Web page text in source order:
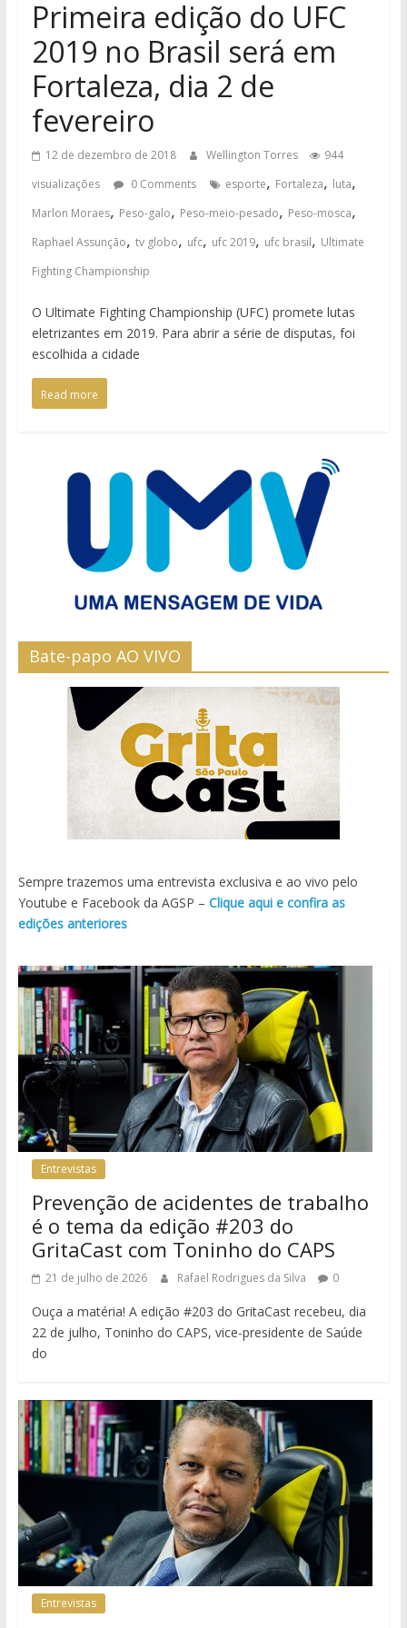
Primeira edição do UFC
2019 no Brasil será em
Fortaleza, dia 2 de
fevereiro
12 de dezembro de 2018 Wellington Torres
944
visualizações
0 Comments esporte, Fortaleza, luta,
Marlon Moraes, Peso-galo, Peso-meio-pesado, Peso-mosca,
Raphael Assunção, tv globo, ufc, ufc 2019, ufc brasil, Ultimate
Fighting Championship
O Ultimate Fighting Championship (UFC) promete lutas
eletrizantes em 2019. Para abrir a série de disputas, foi
escolhida a cidade
Read more
Bate-papo AO VIVO
Sempre trazemos uma entrevista exclusiva e ao vivo pelo
Youtube e Facebook da AGSP – Clique aqui e confira as
edições anteriores
Entrevistas
Prevenção de acidentes de trabalho
é o tema da edição #203 do
GritaCast com Toninho do CAPS
21 de julho de 2026 Rafael Rodrigues da Silva 0
Ouça a matéria! A edição #203 do GritaCast recebeu, dia
22 de julho, Toninho do CAPS, vice-presidente de Saúde
do
Entrevistas